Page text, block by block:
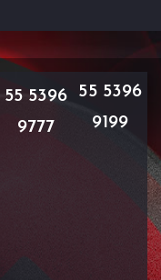
55 5396
9777
55 5396
9199